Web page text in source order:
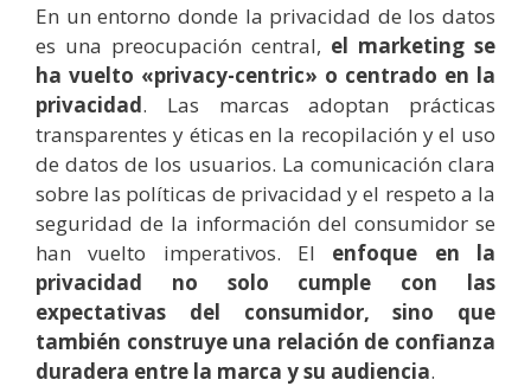
En un entorno donde la privacidad de los datos
es una preocupación central, el marketing se
ha vuelto «privacy-centric» o centrado en la
privacidad. Las marcas adoptan prácticas
transparentes y éticas en la recopilación y el uso
de datos de los usuarios. La comunicación clara
sobre las políticas de privacidad y el respeto a la
seguridad de la información del consumidor se
han vuelto imperativos. El enfoque en la
privacidad no solo cumple con las
expectativas del consumidor, sino que
también construye una relación de confianza
duradera entre la marca y su audiencia.